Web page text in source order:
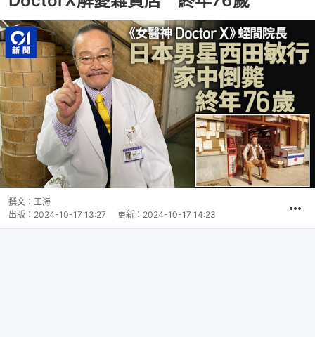
撰文： 王海
出版： 2024-10-17 13:27 更新： 2024-10-17 14:23